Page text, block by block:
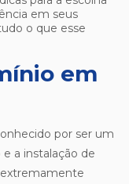
em seus
o que esse
em
por ser um
a instalação de
extremamente